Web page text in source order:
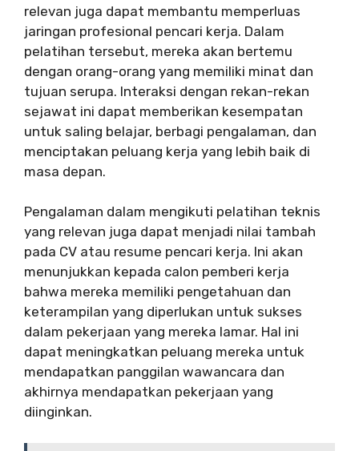
relevan juga dapat membantu memperluas
jaringan profesional pencari kerja. Dalam
pelatihan tersebut, mereka akan bertemu
dengan orang-orang yang memiliki minat dan
tujuan serupa. Interaksi dengan rekan-rekan
sejawat ini dapat memberikan kesempatan
untuk saling belajar, berbagi pengalaman, dan
menciptakan peluang kerja yang lebih baik di
masa depan.
Pengalaman dalam mengikuti pelatihan teknis
yang relevan juga dapat menjadi nilai tambah
pada CV atau resume pencari kerja. Ini akan
menunjukkan kepada calon pemberi kerja
bahwa mereka memiliki pengetahuan dan
keterampilan yang diperlukan untuk sukses
dalam pekerjaan yang mereka lamar. Hal ini
dapat meningkatkan peluang mereka untuk
mendapatkan panggilan wawancara dan
akhirnya mendapatkan pekerjaan yang
diinginkan.